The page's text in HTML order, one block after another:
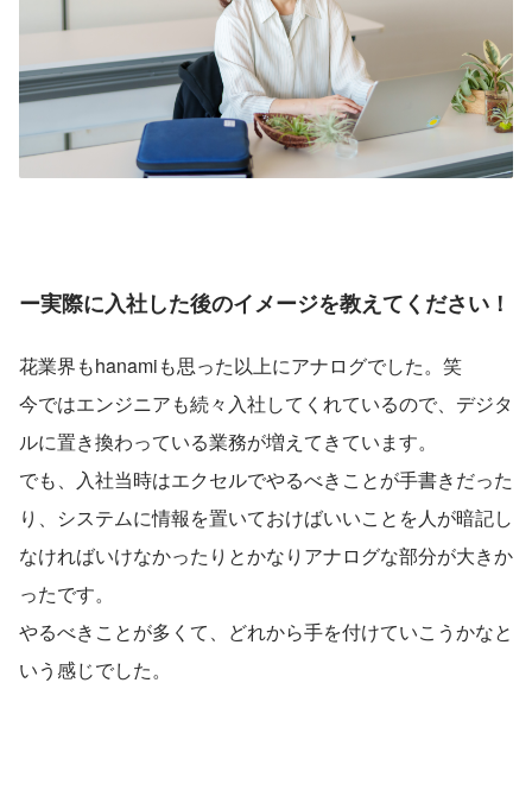
ー実際に入社した後のイメージを教えてください！
花業界もhanamiも思った以上にアナログでした。笑
今ではエンジニアも続々入社してくれているので、デジタ
ルに置き換わっている業務が増えてきています。
でも、入社当時はエクセルでやるべきことが手書きだった
り、システムに情報を置いておけばいいことを人が暗記し
なければいけなかったりとかなりアナログな部分が大きか
ったです。
やるべきことが多くて、どれから手を付けていこうかなと
いう感じでした。